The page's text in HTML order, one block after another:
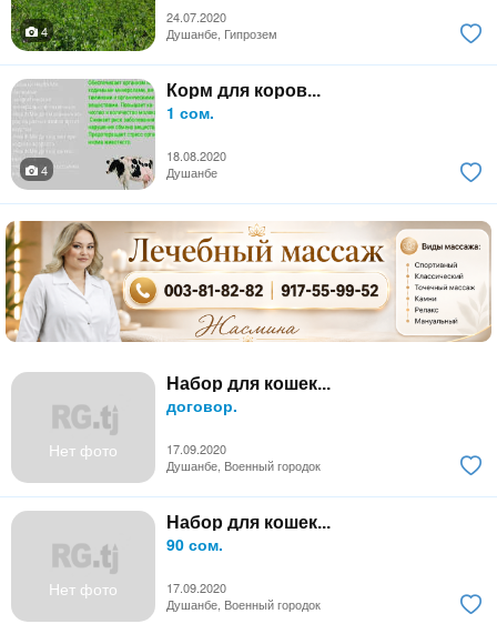
24.07.2020
4
Душанбе, Гипрозем
Корм для коров...
1 сом.
18.08.2020
4
Душанбе
Нет фото
Набор для кошек...
договор.
17.09.2020
Душанбе, Военный городок
Нет фото
Набор для кошек...
90 сом.
17.09.2020
Душанбе, Военный городок